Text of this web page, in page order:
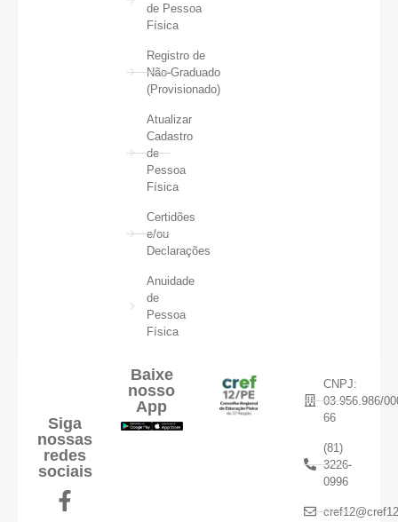
de Pessoa
Física
Registro de
Não-Graduado
(Provisionado)
Atualizar
Cadastro
de
Pessoa
Física
Certidões
e/ou
Declarações
Anuidade
de
Pessoa
Física
Siga
nossas
redes
sociais
Baixe
nosso
App
CNPJ:
03.956.986/
66
(81)
3226-
0996